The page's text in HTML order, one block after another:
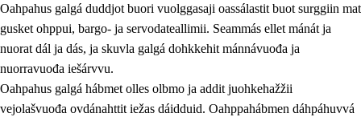
2.1 Sosiála oahppan ja ovdáneapmi
2.2 Gealbu fágain
2.3 Vuođđogálggat
2.4 Oahppat oahppat
Oahpahus galgá duddjot buori vuolggasaji oassálastit buot surggiin mat
gusket ohppui, bargo- ja servodateallimii. Seammás ellet mánát ja
nuorat dál ja dás, ja skuvla galgá dohkkehit mánnávuođa ja
nuorravuođa iešárvvu.
Oahpahus galgá hábmet olles olbmo ja addit juohkehažžii
vejolašvuođa ovdánahttit iežas dáidduid. Oahppahábmen dáhpáhuvvá